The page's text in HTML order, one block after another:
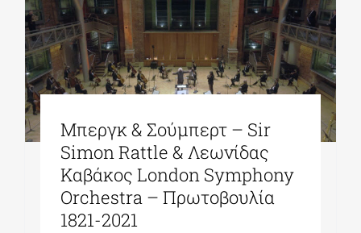
Μπεργκ & Σούμπερτ – Sir
Simon Rattle & Λεωνίδας
Καβάκος London Symphony
Orchestra – Πρωτοβουλία
1821-2021